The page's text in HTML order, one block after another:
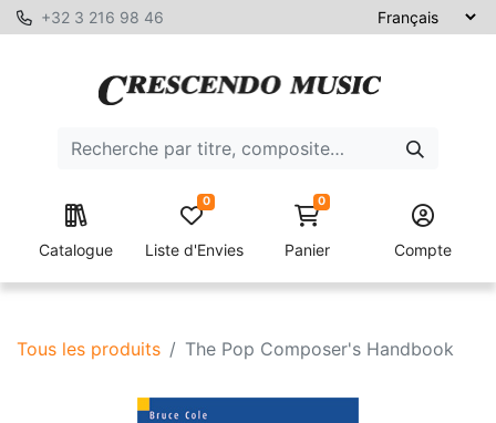
+32 3 216 98 46
Catalogue Liste d'Envies
0 0
Panier Compte
Tous les produits The Pop Composer's Handbook